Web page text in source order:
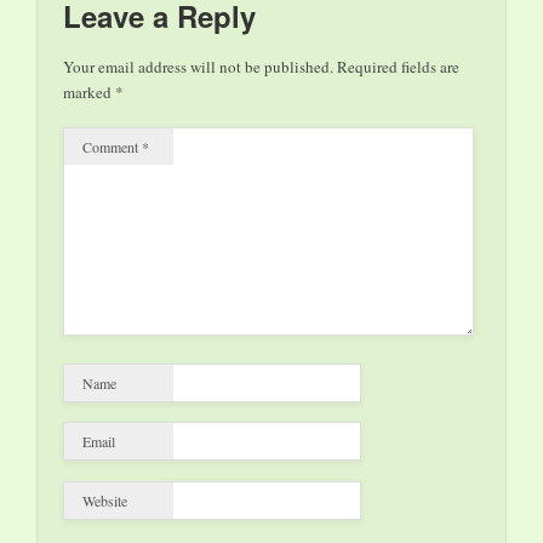
Cultura della Regione
pur mantenendo la
sede centrale dei suoi
tanti…
Leave a Reply
Your email address will not be published.Required fields are
marked *
Comment *
Name
Email
Website